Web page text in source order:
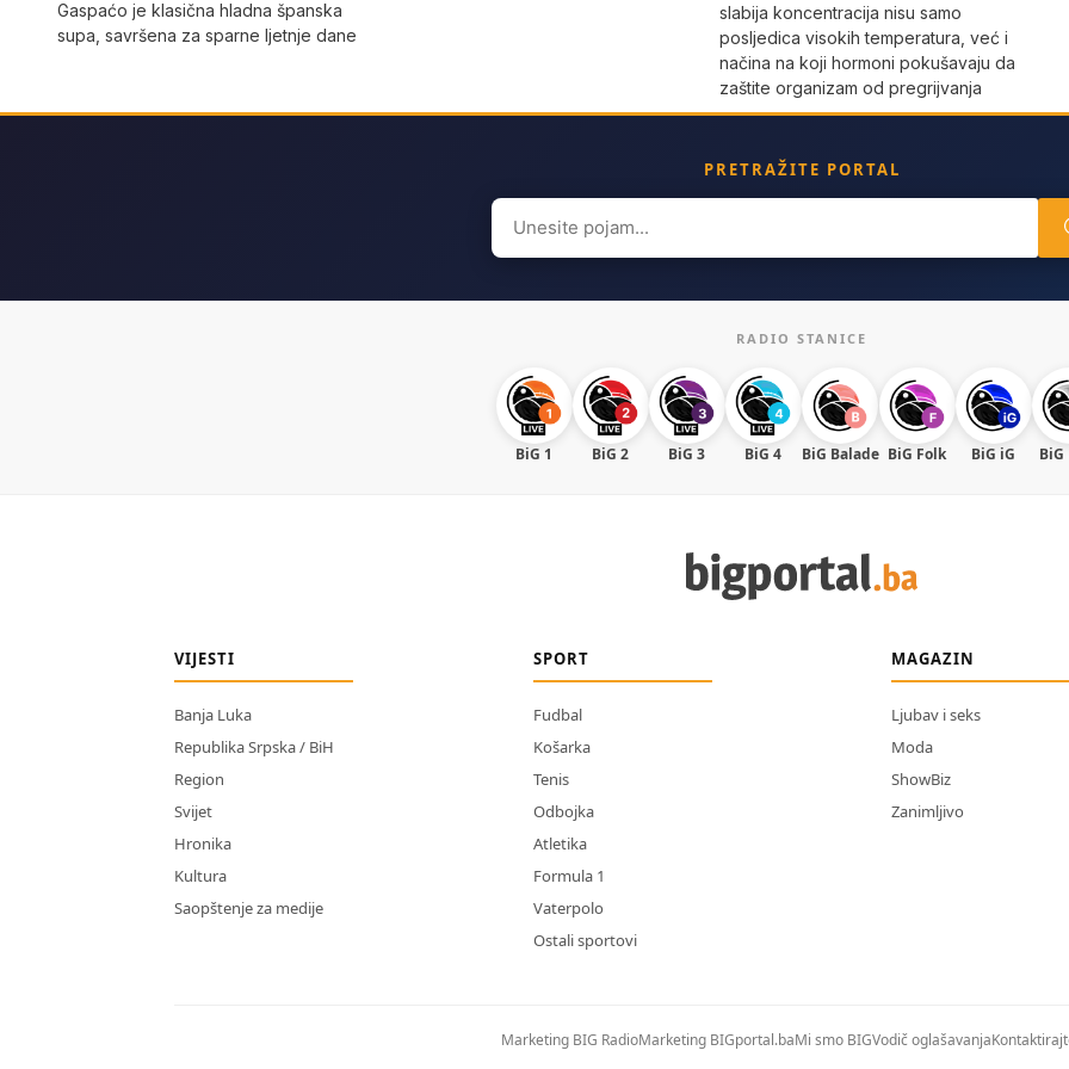
Gaspaćo je klasična hladna španska
supa, savršena za sparne ljetnje dane
slabija koncentracija nisu samo
posljedica visokih temperatura, već i
načina na koji hormoni pokušavaju da
zaštite organizam od pregrijvanja
PRETRAŽITE PORTAL
Search
for:
RADIO STANICE
BiG 1 BiG 2 BiG 3 BiG 4 BiG Balade BiG Folk BiG iG BiG
VIJESTI
Banja Luka
Republika Srpska / BiH
Region
Svijet
Hronika
Kultura
Saopštenje za medije
SPORT
Fudbal
Košarka
Tenis
Odbojka
Atletika
Formula 1
Vaterpolo
Ostali sportovi
MAGAZIN
Ljubav i seks
Moda
ShowBiz
Zanimljivo
Marketing BIG RadioMarketing BIGportal.baMi smo BIGVodič oglašavanja